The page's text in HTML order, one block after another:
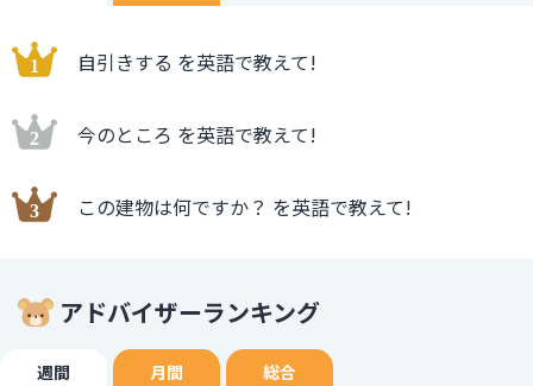
自引きする を英語で教えて!
今のところ を英語で教えて!
この建物は何ですか？ を英語で教えて!
アドバイザーランキング
週間 月間 総合